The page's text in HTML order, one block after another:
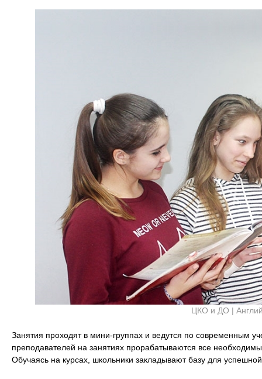
ЦКО и ДО |
Занятия проходят в мини-группах и ведутся по современным
преподавателей на занятиях прорабатываются все
Обучаясь на курсах, школьники закладывают базу для